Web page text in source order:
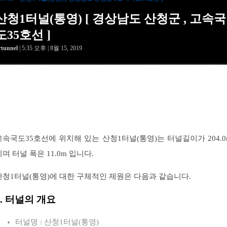
청1터널(통영) [ 경상남도 산청군 , 고속국
35호선 ]
| 5:35 오후 | 8월 15, 2019
속국도35호선에 위치해 있는 산청1터널(통영)는 터널길이가
며 터널 폭은 11.0m 입니다.
청1터널(통영)에 대한 구체적인 제원은 다음과 같습니다.
터널의 개요
터널명 : 산청1터널(통영)